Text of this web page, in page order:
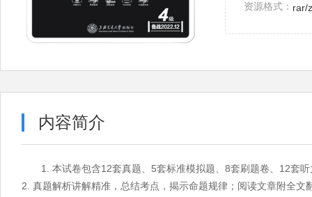
资源格式： rar/
内容简介
1. 本试卷包含12套真题、5套标准模拟题、8套刷题卷、12套
2. 真题解析讲解精准，总结考点，揭示命题规律；阅读文章附全